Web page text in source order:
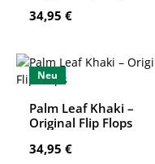
Regulärer Preis:
34,95 €
Neu
Palm Leaf Khaki –
Original Flip Flops
Regulärer Preis:
34,95 €